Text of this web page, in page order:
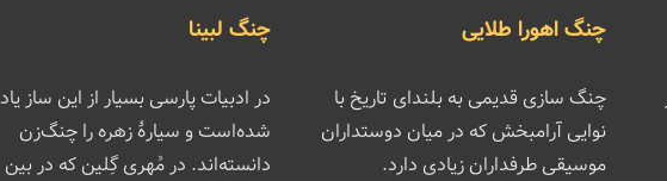
چنگ اهورا طلایی
چنگ سازی قدیمی به بلندای تاریخ با
نوایی آرامبخش که در میان دوستداران
موسیقی طرفداران زیادی دارد.
چنگ لبینا
در ادبیات پارسی بسیار از این ساز یاد
شده‌است و سیارهٔ زهره را چنگ‌زن
دانسته‌اند. در مُهری گِلین که در بین